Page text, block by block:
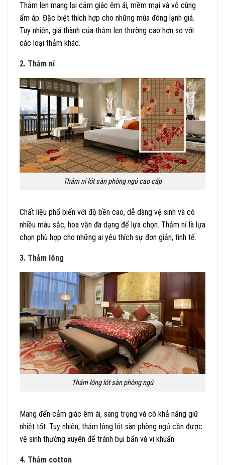
Thảm len mang lại cảm giác êm ái, mềm mại và vô cùng
ấm áp. Đặc biệt thích hợp cho những mùa đông lạnh giá.
Tuy nhiên, giá thành của thảm len thường cao hơn so với
các loại thảm khác.
2. Thảm nỉ
Thảm nỉ lót sàn phòng ngủ cao cấp
Chất liệu phổ biến với độ bền cao, dễ dàng vệ sinh và có
nhiều màu sắc, hoa văn đa dạng để lựa chọn. Thảm nỉ là lựa
chọn phù hợp cho những ai yêu thích sự đơn giản, tinh tế.
3. Thảm lông
Thảm lông lót sàn phòng ngủ
Mang đến cảm giác êm ái, sang trọng và có khả năng giữ
nhiệt tốt. Tuy nhiên, thảm lông lót sàn phòng ngủ cần được
vệ sinh thường xuyên để tránh bụi bẩn và vi khuẩn.
4. Thảm cotton